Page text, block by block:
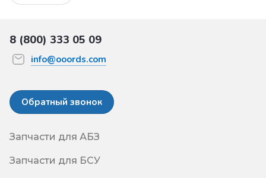
8 (800) 333 05 09
info@ooords.com
Обратный звонок
Запчасти для АБЗ
Запчасти для БСУ